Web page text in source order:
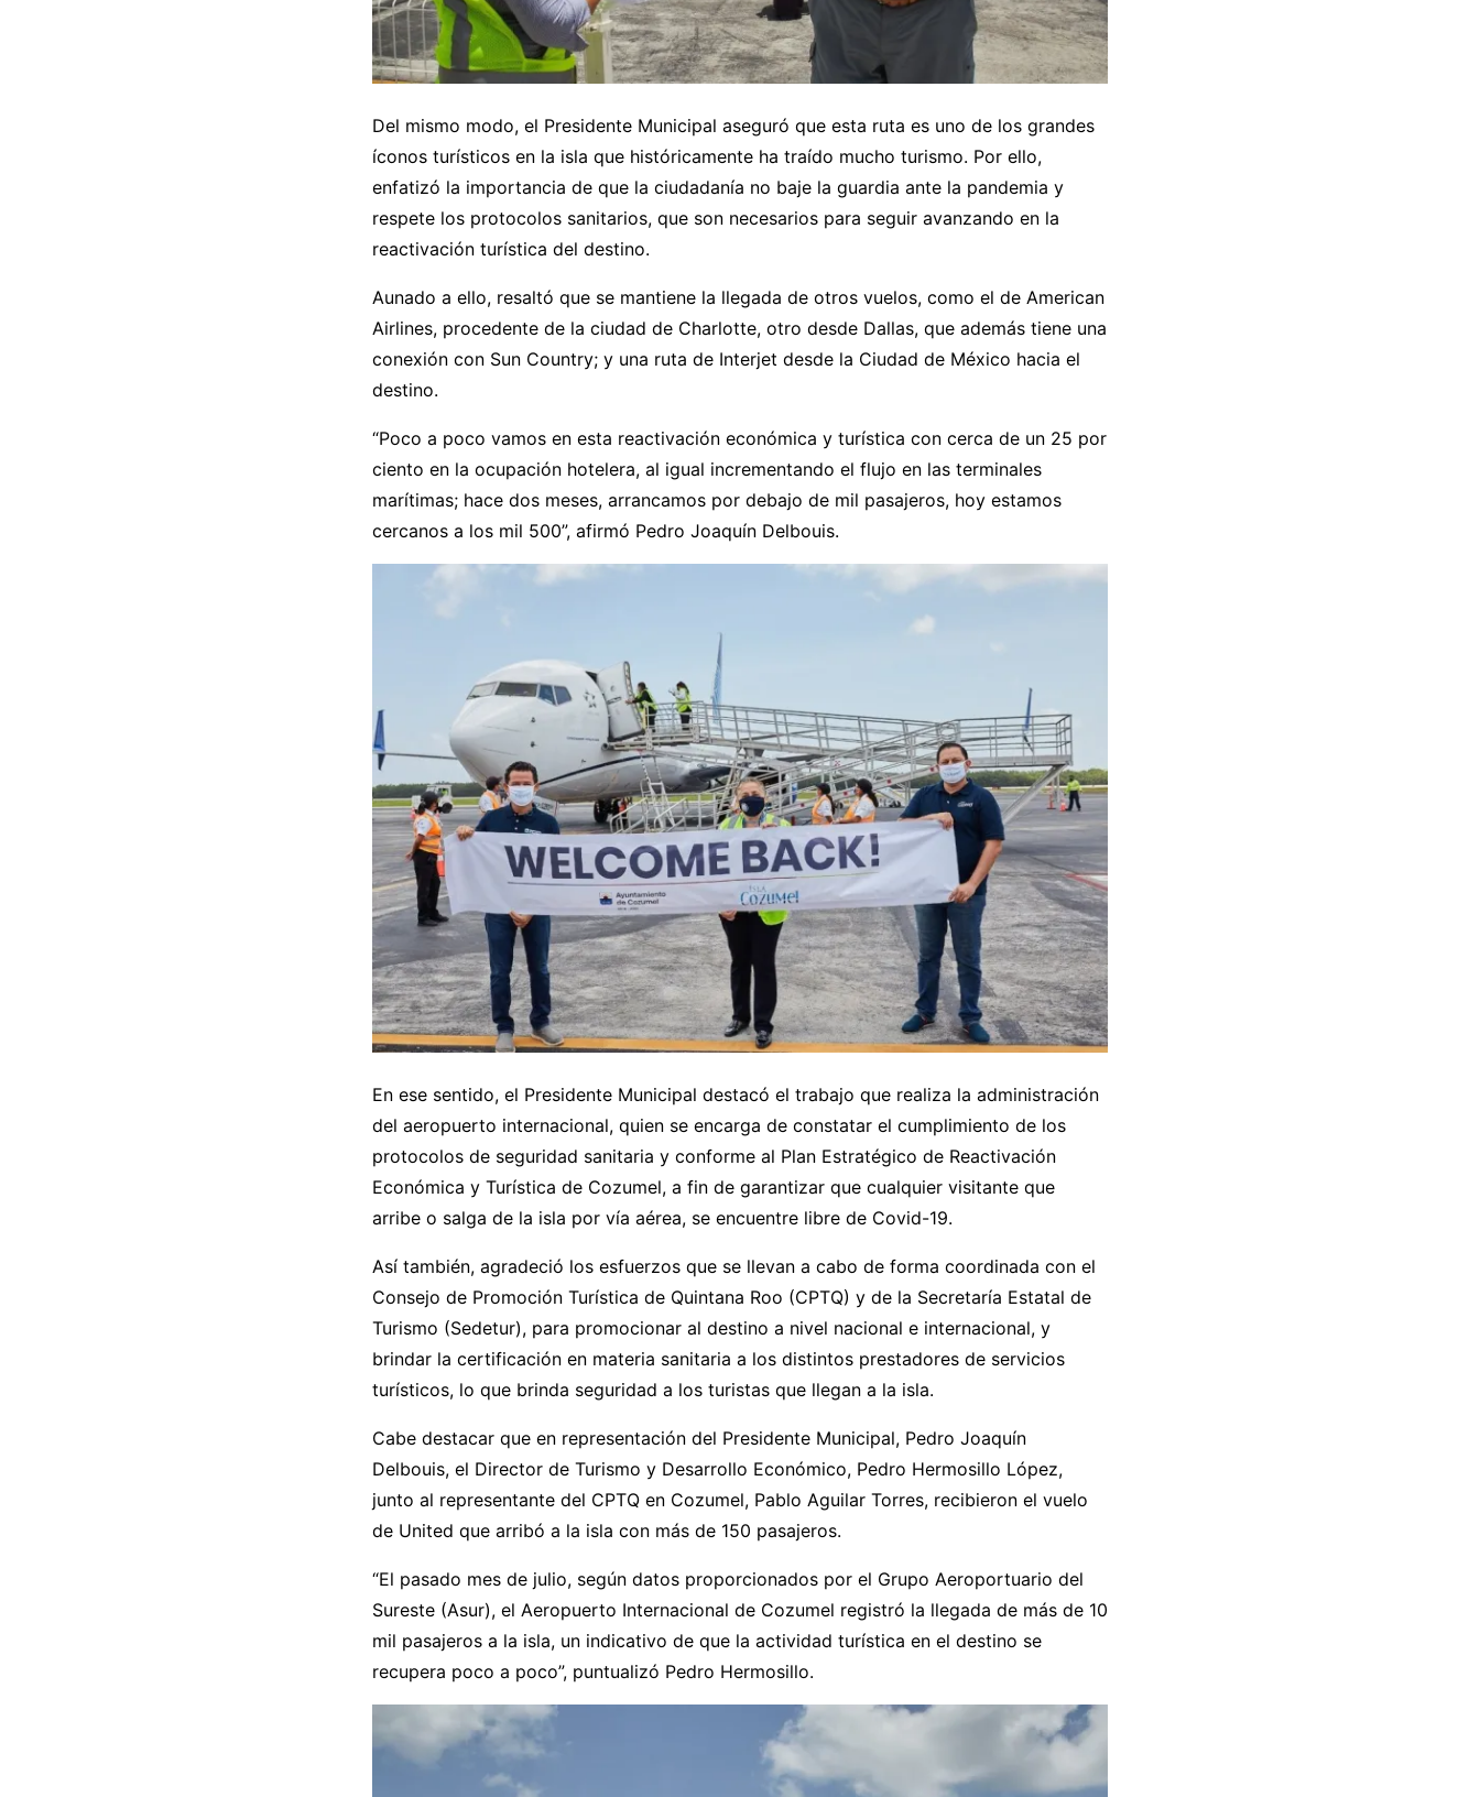
Del mismo modo, el Presidente Municipal aseguró que esta ruta es uno de los grandes
íconos turísticos en la isla que históricamente ha traído mucho turismo. Por ello,
enfatizó la importancia de que la ciudadanía no baje la guardia ante la pandemia y
respete los protocolos sanitarios, que son necesarios para seguir avanzando en la
reactivación turística del destino.
Aunado a ello, resaltó que se mantiene la llegada de otros vuelos, como el de American
Airlines, procedente de la ciudad de Charlotte, otro desde Dallas, que además tiene una
conexión con Sun Country; y una ruta de Interjet desde la Ciudad de México hacia el
destino.
“Poco a poco vamos en esta reactivación económica y turística con cerca de un 25 por
ciento en la ocupación hotelera, al igual incrementando el flujo en las terminales
marítimas; hace dos meses, arrancamos por debajo de mil pasajeros, hoy estamos
cercanos a los mil 500”, afirmó Pedro Joaquín Delbouis.
En ese sentido, el Presidente Municipal destacó el trabajo que realiza la administración
del aeropuerto internacional, quien se encarga de constatar el cumplimiento de los
protocolos de seguridad sanitaria y conforme al Plan Estratégico de Reactivación
Económica y Turística de Cozumel, a fin de garantizar que cualquier visitante que
arribe o salga de la isla por vía aérea, se encuentre libre de Covid-19.
Así también, agradeció los esfuerzos que se llevan a cabo de forma coordinada con el
Consejo de Promoción Turística de Quintana Roo (CPTQ) y de la Secretaría Estatal de
Turismo (Sedetur), para promocionar al destino a nivel nacional e internacional, y
brindar la certificación en materia sanitaria a los distintos prestadores de servicios
turísticos, lo que brinda seguridad a los turistas que llegan a la isla.
Cabe destacar que en representación del Presidente Municipal, Pedro Joaquín
Delbouis, el Director de Turismo y Desarrollo Económico, Pedro Hermosillo López,
junto al representante del CPTQ en Cozumel, Pablo Aguilar Torres, recibieron el vuelo
de United que arribó a la isla con más de 150 pasajeros.
“El pasado mes de julio, según datos proporcionados por el Grupo Aeroportuario del
Sureste (Asur), el Aeropuerto Internacional de Cozumel registró la llegada de más de 10
mil pasajeros a la isla, un indicativo de que la actividad turística en el destino se
recupera poco a poco”, puntualizó Pedro Hermosillo.